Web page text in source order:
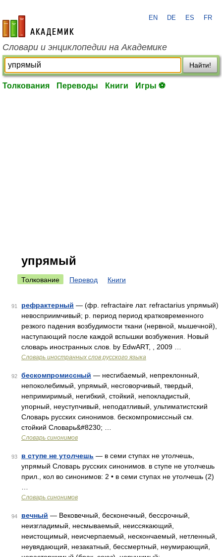
academic.ru
EN DE ES FR
Словари и энциклопедии на Академике
Найти!
Толкования Переводы Книги Игры ⚽
упрямый
Толкование Перевод Книги
91 рефрактерный — (фр. refractaire лат. refractarius упрямый)
невосприимчивый; р. период период кратковременного
резкого падения возбудимости ткани (нервной, мышечной),
наступающий после каждой вспышки возбужения. Новый
словарь иностранных слов. by EdwART, , 2009 …
Словарь иностранных слов русского языка
92 бескомпромиссный — несгибаемый, непреклонный,
непоколебимый, упрямый, несговорчивый, твердый,
непримиримый, негибкий, стойкий, непокладистый,
упорный, неуступчивый, неподатливый, ультиматистский
Словарь русских синонимов. бескомпромиссный см.
стойкий Словарь&#8230; …
Словарь синонимов
93 в ступе не утолчешь — в семи ступах не утолчешь,
упрямый Словарь русских синонимов. в ступе не утолчешь
прил., кол во синонимов: 2 • в семи ступах не утолчешь (2)
Словарь синонимов
94 вечный — Вековечный, бесконечный, бессрочный,
неизгладимый, несмываемый, неиссякающий,
неистощимый, неисчерпаемый, нескончаемый, нетленный,
неувядающий, незакатный, бессмертный, неумирающий,